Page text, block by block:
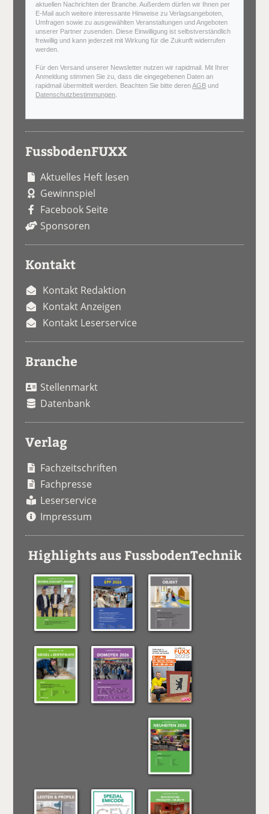
aktuellen Nachrichten der Branche. Außerdem dürfen wir Ihnen per
E-Mail auch weitere interessante Hinweise zu Verlagsangeboten,
Umfragen sowie zu ausgewählten Veranstaltungen und Angeboten
unserer Partner zusenden. Diese Einwilligung ist selbstverständlich
freiwillig und kann jederzeit mit Wirkung für die Zukunft widerrufen
werden.
Für den Versand unserer Newsletter nutzen wir rapidmail. Mit Ihrer
Anmeldung stimmen Sie zu, dass die eingegebenen Daten an
rapidmail übermittelt werden. Beachten Sie bitte derenAGB und
Datenschutzbestimmungen
FussbodenFUXX
Aktuelles Heft lesen
Gewinnspiel
Facebook Seite
Sponsoren
Kontakt
Kontakt Redaktion
Kontakt Anzeigen
Kontakt Leserservice
Branche
Stellenmarkt
Datenbank
Verlag
Fachzeitschriften
Fachpresse
Leserservice
Impressum
Highlights aus FussbodenTechnik